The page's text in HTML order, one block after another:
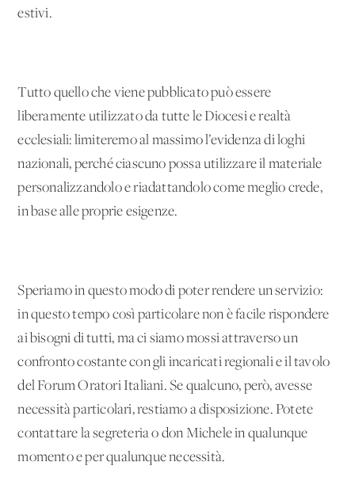
estivi.
Tutto quello che viene pubblicato può essere
liberamente utilizzato da tutte le Diocesi e realtà
ecclesiali: limiteremo al massimo l’evidenza di loghi
nazionali, perché ciascuno possa utilizzare il materiale
personalizzandolo e riadattandolo come meglio crede,
in base alle proprie esigenze.
Speriamo in questo modo di poter rendere un servizio:
in questo tempo così particolare non è facile rispondere
ai bisogni di tutti, ma ci siamo mossi attraverso un
confronto costante con gli incaricati regionali e il tavolo
del Forum Oratori Italiani. Se qualcuno, però, avesse
necessità particolari, restiamo a disposizione. Potete
contattare la segreteria o don Michele in qualunque
momento e per qualunque necessità.